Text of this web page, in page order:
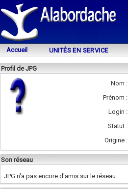
Accueil UNITÉS EN SERVICE
Profil de JPG
Nom :
Prénom :
Login :
Statut :
Origine :
Son réseau
JPG n'a pas encore d'amis sur le réseau.